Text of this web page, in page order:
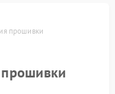
прошивки